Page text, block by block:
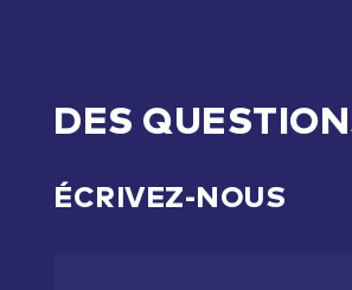
DES
ÉCRIVEZ-NOUS